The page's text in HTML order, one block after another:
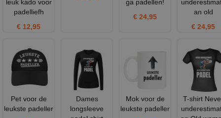
leuk kado voor
padelliefh
€ 12,95
ga padellen!
€ 24,95
an old
€ 24,95
Pet voor de
leukste padeller
Dames
longsleeve
Mok voor de
leukste padeller
T-shirt